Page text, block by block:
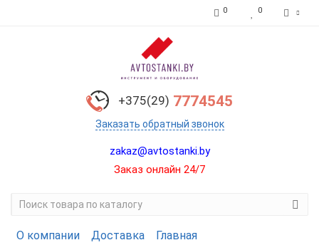
0 0
+375(29) 7774545
Заказать обратный звонок
zakaz@avtostanki.by
Заказ онлайн 24/7
О компании Доставка Главная